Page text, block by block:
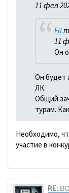
11 фев
Fil
11
Он
Он будет
ЛК.
Общий
турам.
Необходимо,
участие в
RE: